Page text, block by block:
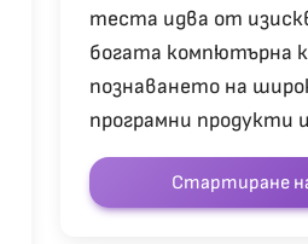
теста идва от
богата компютърна
познаването на
програмни продукти
Стартиране